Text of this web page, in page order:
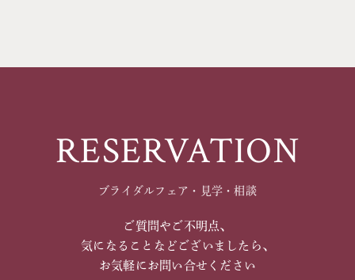
RESERVATION
ブライダルフェア・見学・相談
ご質問やご不明点、
気になることなどございましたら、
お気軽にお問い合せください